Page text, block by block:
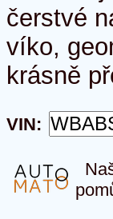
čerstvé
víko,
krásně
VIN: